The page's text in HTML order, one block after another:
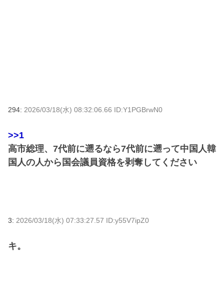
294: 2026/03/18(水) 08:32:06.66 ID:Y1PGBrwN0
>>1
高市総理、7代前に遡るなら7代前に遡って中国人韓
国人の人から国会議員資格を剥奪してください
3: 2026/03/18(水) 07:33:27.57 ID:y55V7ipZ0
キ。